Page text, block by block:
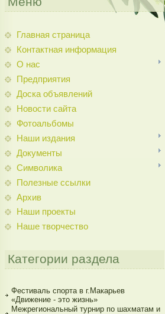
Главная страница
Контактная информация
О нас
Предприятия
Доска объявлений
Новости сайта
Фотоальбомы
Наши издания
Документы
Символика
Полезные ссылки
Архив
Наши проекты
Наше творчество
Категории раздела
Фестиваль спорта в г.Макарьев
«Движение - это жизнь»
Межрегиональный турнир по шахматам и